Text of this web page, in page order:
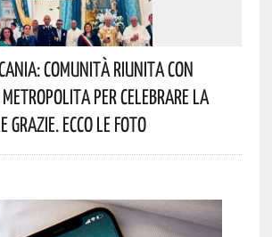
Comunità Riunita Con
Metropolita Per Celebrare La
Grazie. Ecco Le Foto